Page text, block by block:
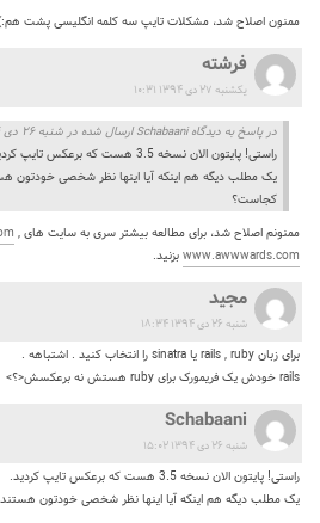
ممنون اصلاح شد، مشکلات تایپ سه کلمه انگلیسی پشت
فرشته
یکشنبه ۲۷ دی ۱۳۹۴ ۱۰:۳۱
در پاسخ به دیدگاه Schabaani ارسال شده در شنبه ۲۶ دی ۱۳۹۴ ۱۵:۰۲
راستی! پایتون الان نسخه 3.5 هست که برعکس تایپ کردید.
یک مطلب دیگه هم اینکه آیا اینها نظر شخصی خودتون
کجاست؟
ممنونم اصلاح شد، برای مطالعه بیشتر سری به سایت های,
www.awwwards.comبزنید.
مجید
شنبه ۲۶ دی ۱۳۹۴ ۱۸:۳۴
برای زبان rails , ruby یا sinatra را انتخاب کنید . اشتباهه .
rails خودش یک فریمورک برای ruby هستش نه برعکسش<؟>
Schabaani
شنبه ۲۶ دی ۱۳۹۴ ۱۵:۰۲
راستی! پایتون الان نسخه 3.5 هست که برعکس تایپ کردید.
یک مطلب دیگه هم اینکه آیا اینها نظر شخصی خودتون